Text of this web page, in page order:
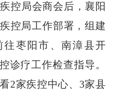
控局会商会后，襄阳
控局工作部署，组建
往枣阳市、南漳县开
诊疗工作检查指导。
2家疾控中心、 3家县